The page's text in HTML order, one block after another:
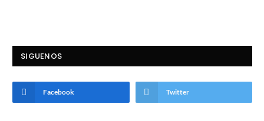
SIGUENOS
Facebook Twitter